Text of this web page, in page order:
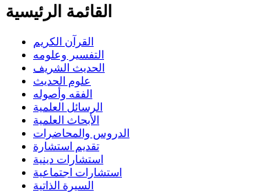
القائمة الرئيسية
القرآن الكريم
التفسير وعلومه
الحديث الشريف
علوم الحديث
الفقه وأصوله
الرسائل العلمية
الأبحاث العلمية
الدروس والمحاضرات
تقديم استشارة
استشارات دينية
استشارات اجتماعية
السيرة الذاتية